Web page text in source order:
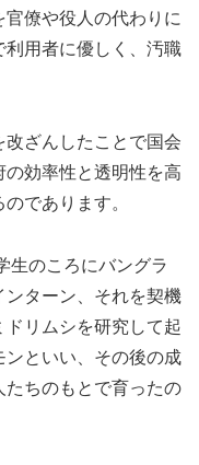
僚や役人の代わりに
用者に優しく、汚職
ざんしたことで国会
効率性と透明性を高
であります。
生のころにバングラ
ターン、それを契機
リムシを研究して起
といい、その後の成
ちのもとで育ったの